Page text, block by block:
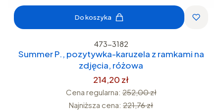
Do koszyka
473-3182
Summer P., pozytywka-karuzela z ramkami na
zdjęcia, różowa
214,20 zł
Cena regularna: 252,00 zł
Najniższa cena: 221,76 zł